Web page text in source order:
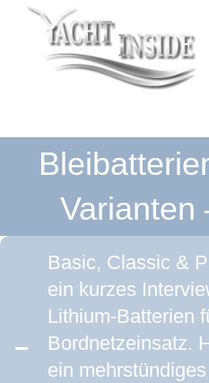
Varianten
Basic, Classic &
ein kurzes
Lithium-Batterien
Bordnetzeinsatz.
ein